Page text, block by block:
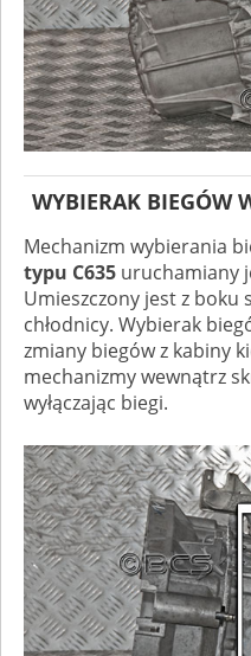
WYBIERAK BIEGÓW
Mechanizm wybierania
typu C635 uruchamiany
Umieszczony jest z
chłodnicy. Wybierak
zmiany biegów z kabiny
mechanizmy wewnątrz
wyłączając biegi.